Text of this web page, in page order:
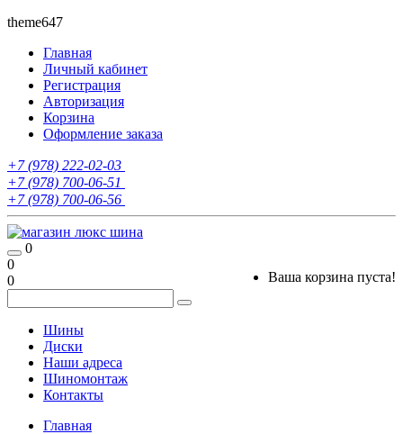
theme647
Главная
Личный кабинет
Регистрация
Авторизация
Корзина
Оформление заказа
+7 (978) 222-02-03
+7 (978) 700-06-51
+7 (978) 700-06-56
0
Ваша корзина пуста!
0
0
Шины
Диски
Наши адреса
Шиномонтаж
Контакты
Главная